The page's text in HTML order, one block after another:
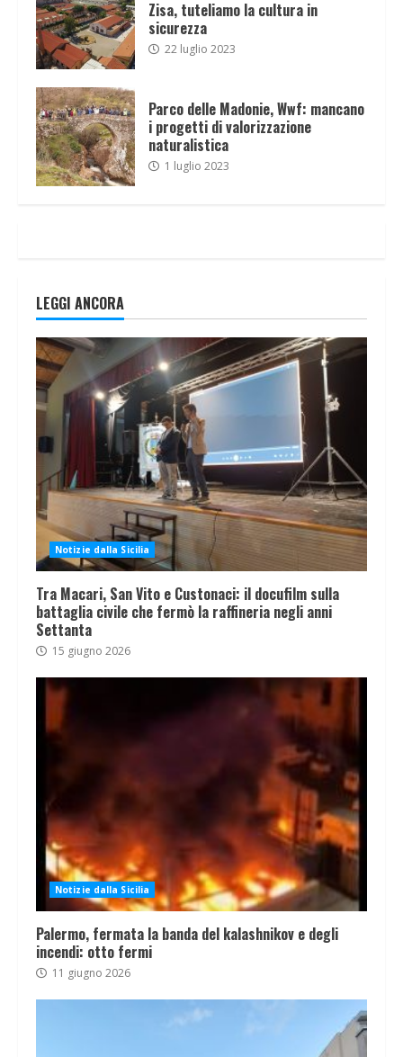
Zisa, tuteliamo la cultura in
sicurezza
22 luglio 2023
Parco delle Madonie, Wwf: mancano
i progetti di valorizzazione
naturalistica
1 luglio 2023
LEGGI ANCORA
Notizie dalla Sicilia
Tra Macari, San Vito e Custonaci: il docufilm sulla
battaglia civile che fermò la raffineria negli anni
Settanta
15 giugno 2026
Notizie dalla Sicilia
Palermo, fermata la banda del kalashnikov e degli
incendi: otto fermi
11 giugno 2026